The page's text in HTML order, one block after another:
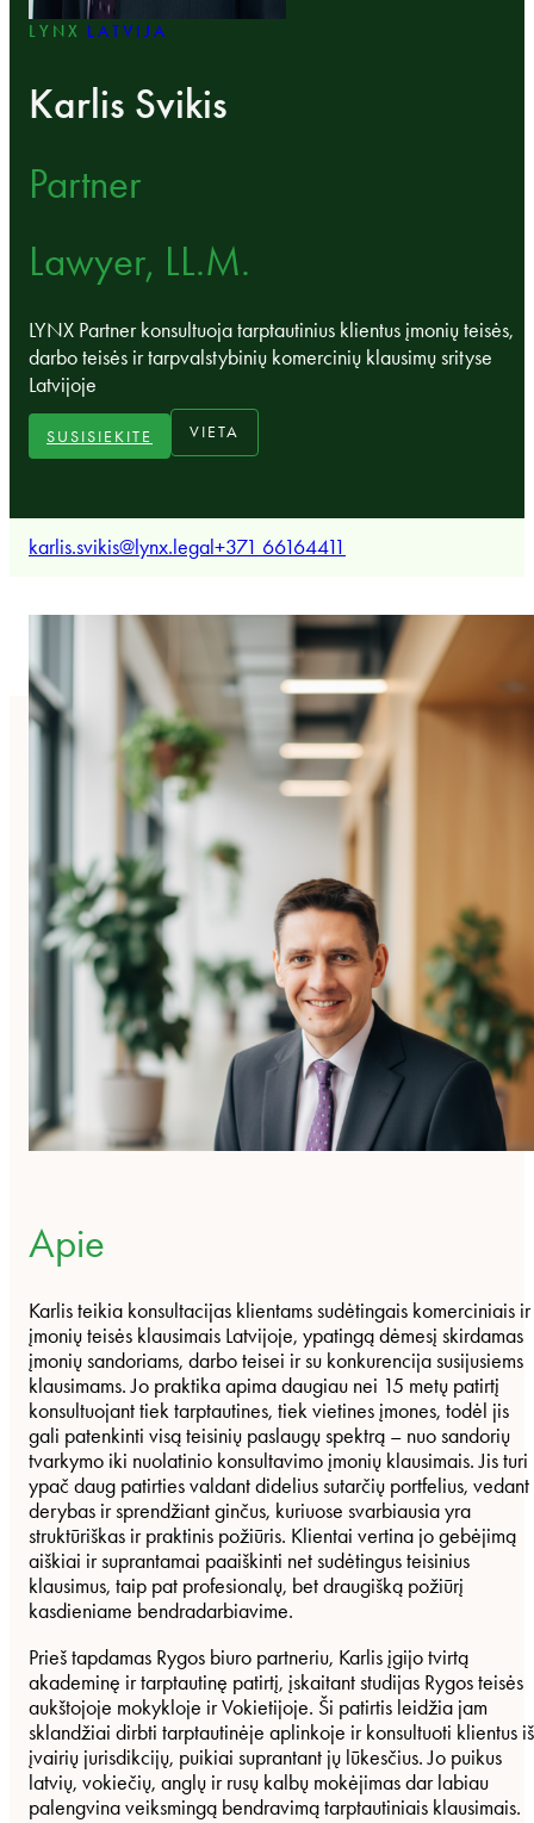
LYNX LATVIJA
Karlis Svikis
Partner
Lawyer, LL.M.
LYNX Partner konsultuoja tarptautinius klientus įmonių teisės,
darbo teisės ir tarpvalstybinių komercinių klausimų srityse
Latvijoje
SUSISIEKITE VIETA
karlis.svikis@lynx.legal+371 66164411
Apie
Karlis teikia konsultacijas klientams sudėtingais komerciniais ir
įmonių teisės klausimais Latvijoje, ypatingą dėmesį skirdamas
įmonių sandoriams, darbo teisei ir su konkurencija susijusiems
klausimams. Jo praktika apima daugiau nei 15 metų patirtį
konsultuojant tiek tarptautines, tiek vietines įmones, todėl jis
gali patenkinti visą teisinių paslaugų spektrą – nuo sandorių
tvarkymo iki nuolatinio konsultavimo įmonių klausimais. Jis turi
ypač daug patirties valdant didelius sutarčių portfelius, vedant
derybas ir sprendžiant ginčus, kuriuose svarbiausia yra
struktūriškas ir praktinis požiūris. Klientai vertina jo gebėjimą
aiškiai ir suprantamai paaiškinti net sudėtingus teisinius
klausimus, taip pat profesionalų, bet draugišką požiūrį
kasdieniame bendradarbiavime.
Prieš tapdamas Rygos biuro partneriu, Karlis įgijo tvirtą
akademinę ir tarptautinę patirtį, įskaitant studijas Rygos teisės
aukštojoje mokykloje ir Vokietijoje. Ši patirtis leidžia jam
sklandžiai dirbti tarptautinėje aplinkoje ir konsultuoti klientus iš
įvairių jurisdikcijų, puikiai suprantant jų lūkesčius. Jo puikus
latvių, vokiečių, anglų ir rusų kalbų mokėjimas dar labiau
palengvina veiksmingą bendravimą tarptautiniais klausimais.